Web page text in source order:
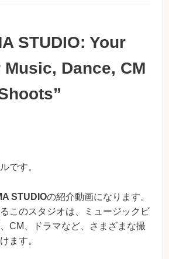
STUDIO: Your
Dance, CM
です。
STUDIOの紹介動画になります。
このスタジオは、ミュージックビ
CM、ドラマなど、さまざまな撮
ます。